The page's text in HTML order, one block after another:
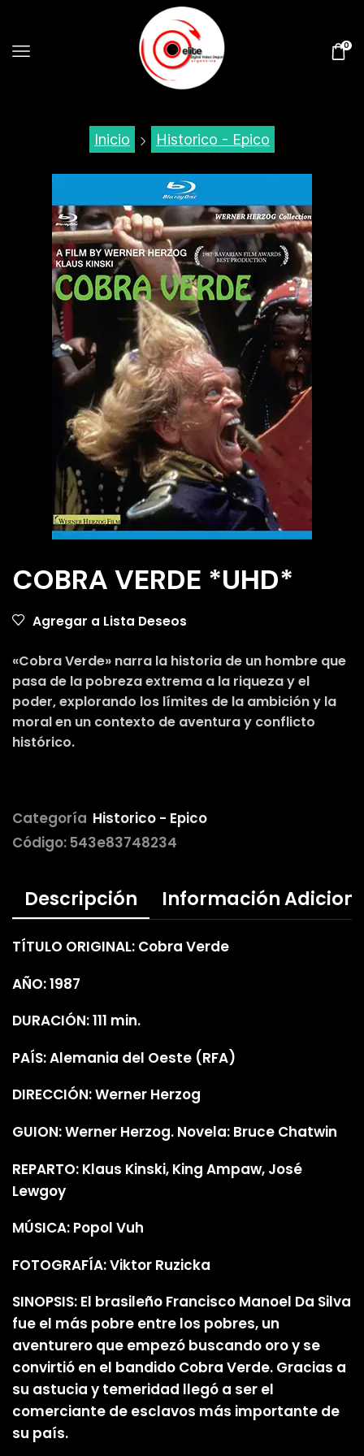
0
Inicio Historico - Epico
COBRA VERDE *UHD*
Agregar a Lista Deseos
«Cobra Verde» narra la historia de un hombre que
pasa de la pobreza extrema a la riqueza y el
poder, explorando los límites de la ambición y la
moral en un contexto de aventura y conflicto
histórico.
Categoría Historico - Epico
Código: 543e83748234
Descripción Información
TÍTULO ORIGINAL: Cobra Verde
AÑO: 1987
DURACIÓN: 111 min.
PAÍS: Alemania del Oeste (RFA)
DIRECCIÓN: Werner Herzog
GUION: Werner Herzog. Novela: Bruce Chatwin
REPARTO: Klaus Kinski, King Ampaw, José
Lewgoy
MÚSICA: Popol Vuh
FOTOGRAFÍA: Viktor Ruzicka
SINOPSIS: El brasileño Francisco Manoel Da Silva
fue el más pobre entre los pobres, un
aventurero que empezó buscando oro y se
convirtió en el bandido Cobra Verde. Gracias a
su astucia y temeridad llegó a ser el
comerciante de esclavos más importante de
su país.